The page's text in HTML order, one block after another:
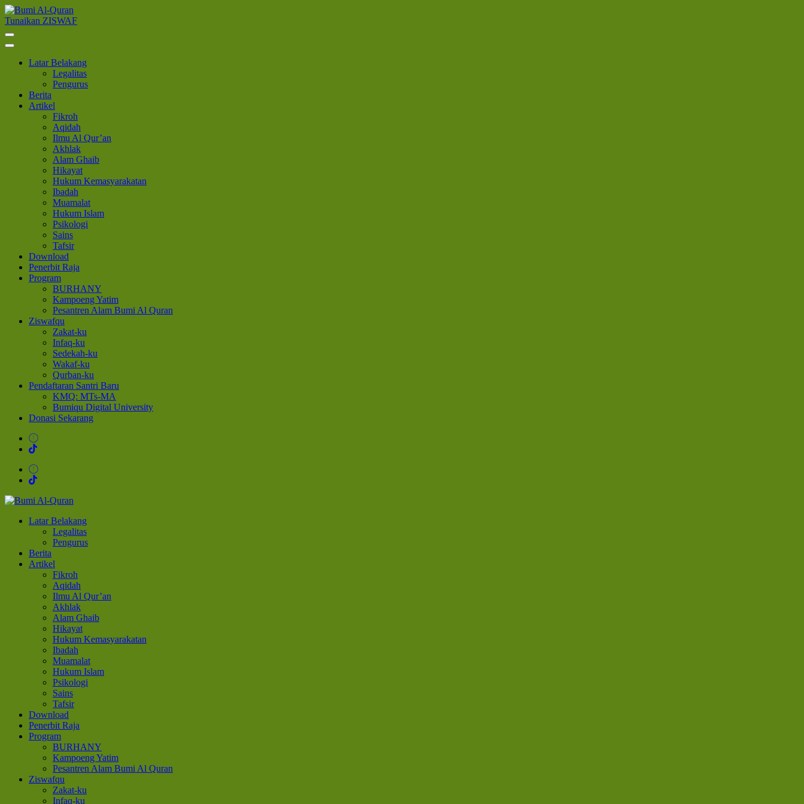
Lompat
ke
konten
(Tekan
Tunaikan ZISWAF
Latar Belakang
Legalitas
Pengurus
Berita
Artikel
Fikroh
Aqidah
Ilmu Al Qur’an
Akhlak
Alam Ghaib
Hikayat
Hukum Kemasyarakatan
Ibadah
Muamalat
Hukum Islam
Psikologi
Sains
Tafsir
Download
Penerbit Raja
Program
BURHANY
Kampoeng Yatim
Pesantren Alam Bumi Al Quran
Ziswafqu
Zakat-ku
Infaq-ku
Sedekah-ku
Wakaf-ku
Qurban-ku
Pendaftaran Santri Baru
KMQ: MTs-MA
Bumiqu Digital University
Donasi Sekarang
Bumi Al-Quran
Sinergi Untuk Kebahagiaan Dunia-Akhirat
Latar Belakang
Legalitas
Pengurus
Berita
Artikel
Fikroh
Aqidah
Ilmu Al Qur’an
Akhlak
Alam Ghaib
Hikayat
Hukum Kemasyarakatan
Ibadah
Muamalat
Hukum Islam
Psikologi
Sains
Tafsir
Download
Penerbit Raja
Program
BURHANY
Kampoeng Yatim
Pesantren Alam Bumi Al Quran
Ziswafqu
Zakat-ku
Infaq-ku